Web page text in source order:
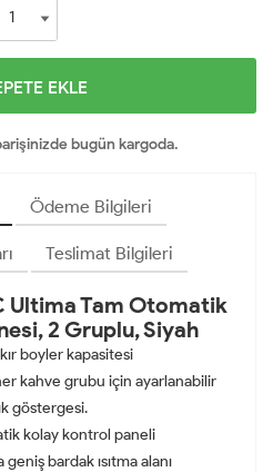
EKLE
bugün kargoda.
Ödeme Bilgileri
Teslimat Bilgileri
Ultima Tam Otomatik
2 Gruplu, Siyah
boyler kapasitesi
kahve grubu için ayarlanabilir
göstergesi.
kolay kontrol paneli
bardak ısıtma alanı